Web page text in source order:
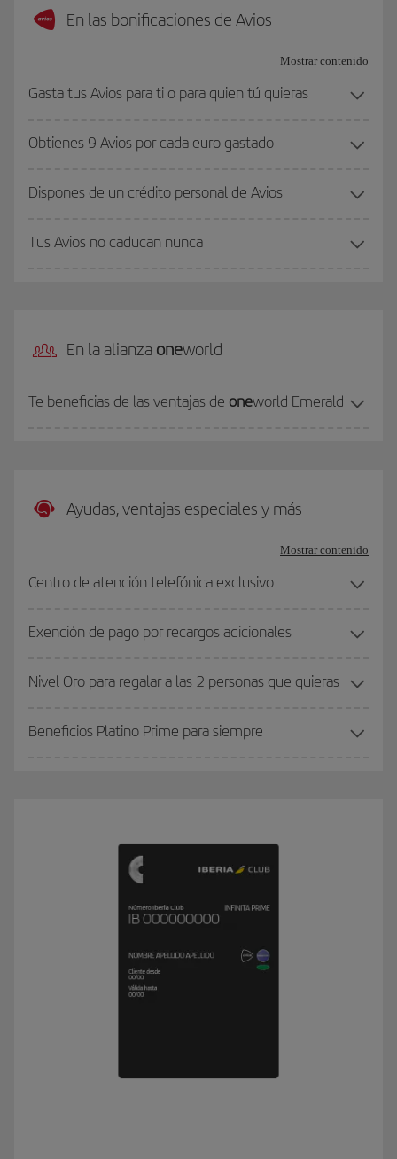
En las bonificaciones de Avios
Mostrar contenido
Gasta tus Avios para ti o para quien tú quieras
Obtienes 9 Avios por cada euro gastado
Dispones de un crédito personal de Avios
Tus Avios no caducan nunca
En la alianza oneworld
Te beneficias de las ventajas de oneworld Emerald
Ayudas, ventajas especiales y más
Mostrar contenido
Centro de atención telefónica exclusivo
Exención de pago por recargos adicionales
Nivel Oro para regalar a las 2 personas que quieras
Beneficios Platino Prime para siempre